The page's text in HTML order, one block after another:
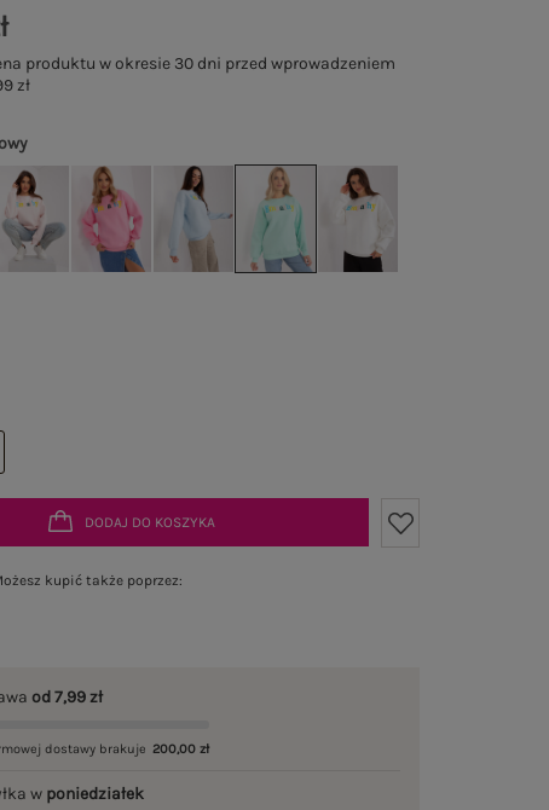
produktu w okresie 30 dni przed wprowadzeniem
zł
DODAJ DO KOSZYKA
kupić także poprzez:
od 7,99 zł
dostawy brakuje 200,00 zł
w poniedziałek